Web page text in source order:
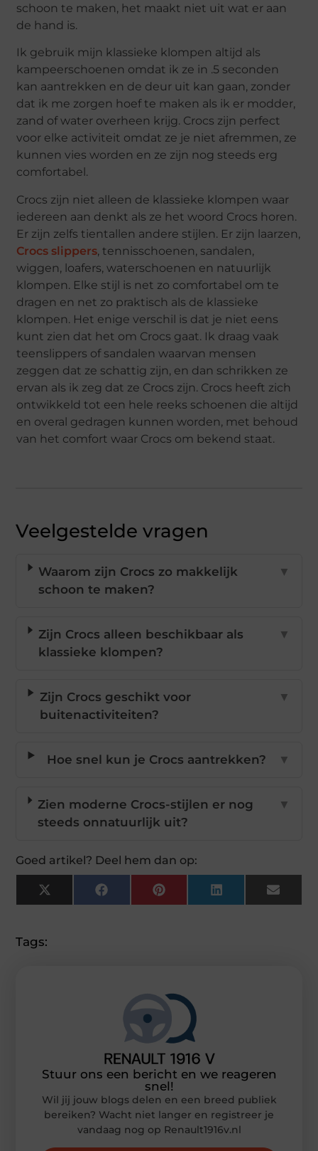
schoon te maken, het maakt niet uit wat er aan
de hand is.
Ik gebruik mijn klassieke klompen altijd als
kampeerschoenen omdat ik ze in .5 seconden
kan aantrekken en de deur uit kan gaan, zonder
dat ik me zorgen hoef te maken als ik er modder,
zand of water overheen krijg. Crocs zijn perfect
voor elke activiteit omdat ze je niet afremmen, ze
kunnen vies worden en ze zijn nog steeds erg
comfortabel.
Crocs zijn niet alleen de klassieke klompen waar
iedereen aan denkt als ze het woord Crocs horen.
Er zijn zelfs tientallen andere stijlen. Er zijn laarzen,
Crocs slippers, tennisschoenen, sandalen,
wiggen, loafers, waterschoenen en natuurlijk
klompen. Elke stijl is net zo comfortabel om te
dragen en net zo praktisch als de klassieke
klompen. Het enige verschil is dat je niet eens
kunt zien dat het om Crocs gaat. Ik draag vaak
teenslippers of sandalen waarvan mensen
zeggen dat ze schattig zijn, en dan schrikken ze
ervan als ik zeg dat ze Crocs zijn. Crocs heeft zich
ontwikkeld tot een hele reeks schoenen die altijd
en overal gedragen kunnen worden, met behoud
van het comfort waar Crocs om bekend staat.
Veelgestelde vragen
Waarom zijn Crocs zo makkelijk
schoon te maken?
▼
Zijn Crocs alleen beschikbaar als
klassieke klompen?
▼
Zijn Crocs geschikt voor
buitenactiviteiten?
▼
Hoe snel kun je Crocs aantrekken? ▼
Zien moderne Crocs-stijlen er nog
steeds onnatuurlijk uit?
▼
Goed artikel? Deel hem dan op:
X
(Twitter)
FacebookPinterestLinkedInEmail
Tags:
Stuur ons een bericht en we reageren
snel!
Wil jij jouw blogs delen en een breed publiek
bereiken? Wacht niet langer en registreer je
vandaag nog op Renault1916v.nl